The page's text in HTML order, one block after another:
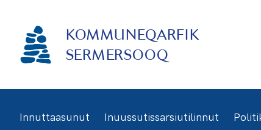
KOMMUNEQARFIK
SERMERSOOQ
Innuttaasunut Inuussutissarsiutilinnut